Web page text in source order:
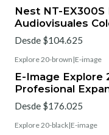
Nest NT-EX300S
Audiovisuales
Desde $104.625
Explore 20-brown |E-image
E-Image Explore
Profesional
Desde $176.025
Explore 20-black|E-image